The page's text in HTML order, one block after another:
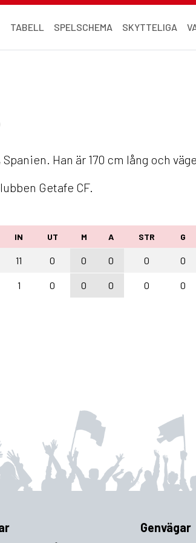
TABELL SPELSCHEMA SKYTTELIGA
Han är 170 cm lång och
Getafe CF.
IN UT M A STR G
11 0 0 0 0 0
1 0 0 0 0 0
Genvägar